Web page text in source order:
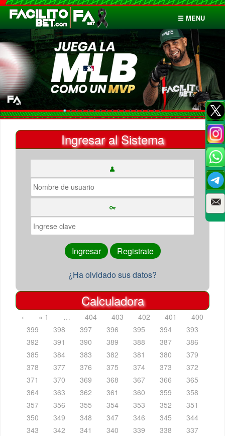
☰ MENU
Inicio
Apuestas
Cuentas
Ingresar al Sistema
¿Ha olvidado sus datos?
Calculadora
‹ « 1 … 404 403 402 401
400
399
398 397 396 395 394
393
392
391 390 389 388 387
386
385
384 383 382 381 380
379
378
377 376 375 374 373
372
371
370 369 368 367 366
365
364
363 362 361 360 359
358
357
356 355 354 353 352
351
350
349 348 347 346 345
344
343
342 341 340 339 338
337